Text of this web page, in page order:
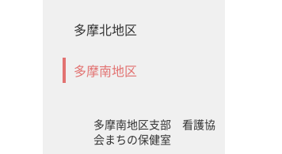
多摩北地区
多摩南地区
多摩南地区支部 看護協
会まちの保健室